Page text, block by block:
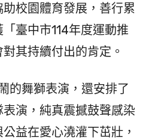
校園體育發展，善行累
臺中市114年度運動推
其持續付出的肯定。
的舞獅表演，還安排了
演，純真震撼鼓聲感染
益在愛心澆灌下茁壯，